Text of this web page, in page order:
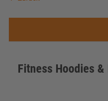
Fitness Hoodies